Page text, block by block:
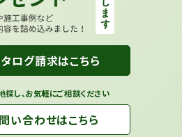
ログ請求はこちら
探し、お気軽にご相談ください
い合わせはこちら